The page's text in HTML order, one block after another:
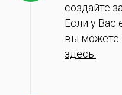
создайте
Если у Вас
вы можете
здесь.